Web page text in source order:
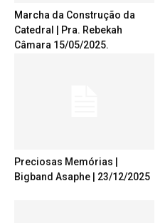
Marcha da Construção da
Catedral | Pra. Rebekah
Câmara 15/05/2025.
Preciosas Memórias |
Bigband Asaphe | 23/12/2025